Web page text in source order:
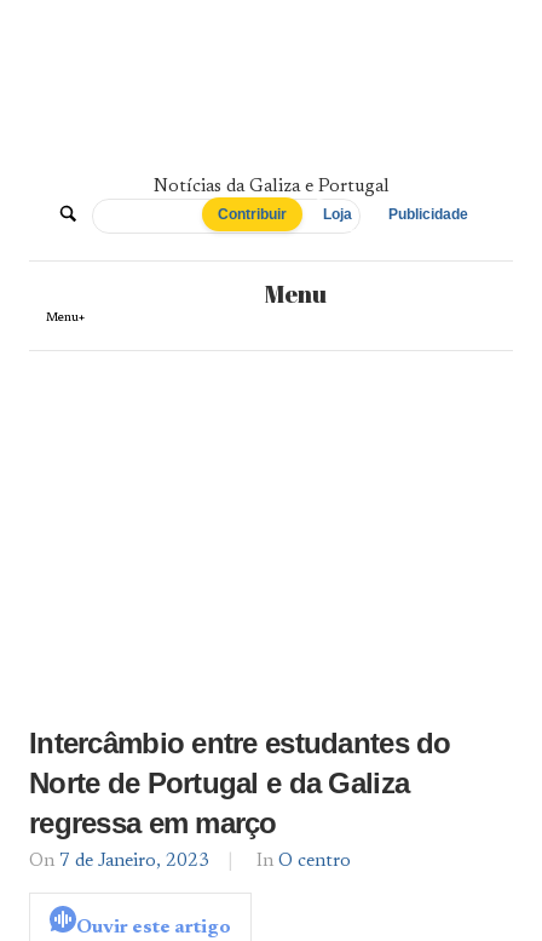
De
Norte
a
Notícias da Galiza e Portugal
Contribuir Loja Publicidade
Menu
Menu+
Intercâmbio entre estudantes do
Norte de Portugal e da Galiza
regressa em março
On 7 de Janeiro, 2023
By
In O centro
Ouvir este artigo